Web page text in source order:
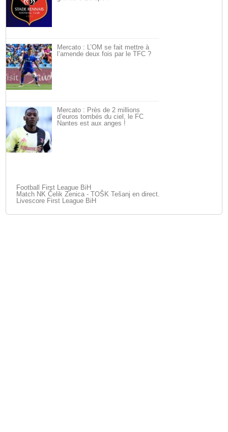
Mercato : L’OM se fait mettre à
l’amende deux fois par le TFC ?
Mercato : Près de 2 millions
d’euros tombés du ciel, le FC
Nantes est aux anges !
Football First League BiH
Match NK Čelik Zenica - TOŠK Tešanj en direct.
Livescore First League BiH